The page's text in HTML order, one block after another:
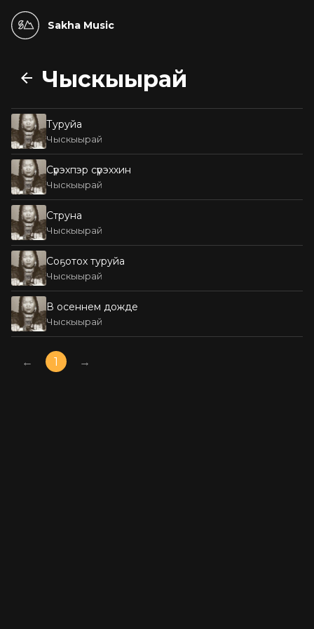
Sakha Music
Чыскыырай
Туруйа
Чыскыырай
Сүрэхпэр сүрэххин
Чыскыырай
Струна
Чыскыырай
Соҕотох туруйа
Чыскыырай
В осеннем дожде
Чыскыырай
← 1 →